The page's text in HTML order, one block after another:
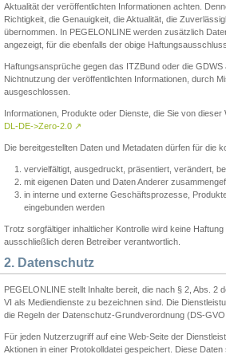
Aktualität der veröffentlichten Informationen achten.
Richtigkeit, die Genauigkeit, die Aktualität, die
übernommen. In PEGELONLINE werden zusätzlich
angezeigt, für die ebenfalls der obige
Haftungsansprüche gegen das ITZBund oder die
Nichtnutzung der veröffentlichten Informationen, durch
ausgeschlossen.
Informationen, Produkte oder Dienste, die Sie von
DL-DE->Zero-2.0 ↗
Die bereitgestellten Daten und Metadaten dürfen für die
vervielfältigt, ausgedruckt, präsentiert, verändert,
mit eigenen Daten und Daten Anderer
in interne und externe Geschäftsprozesse,
eingebunden werden
Trotz sorgfältiger inhaltlicher Kontrolle wird keine
ausschließlich deren Betreiber verantwortlich.
2. Datenschutz
PEGELONLINE stellt Inhalte bereit, die nach § 2, Abs.
VI als Mediendienste zu bezeichnen sind. Die
die Regeln der Datenschutz-Grundverordnung (DS-
Für jeden Nutzerzugriff auf eine Web-Seite der
Aktionen in einer Protokolldatei gespeichert. Diese